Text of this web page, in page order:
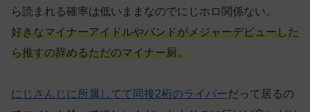
ら読まれる確率は低いままなのでにじホロ関係ない。
好きなマイナーアイドルやバンドがメジャーデビューした
ら推すの辞めるただのマイナー厨。
にじさんじに所属してて同接2桁のライバーだって居るの